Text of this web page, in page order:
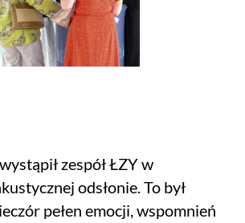
zespół ŁZY w
odsłonie. To był
pełen emocji, wspomnień